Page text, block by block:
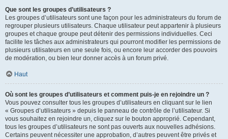
Que sont les groupes d’utilisateurs ?
Les groupes d’utilisateurs sont une façon pour les administrateurs du forum de
regrouper plusieurs utilisateurs. Chaque utilisateur peut appartenir à plusieurs
groupes et chaque groupe peut détenir des permissions individuelles. Ceci
facilite les tâches aux administrateurs qui pourront modifier les permissions de
plusieurs utilisateurs en une seule fois, ou encore leur accorder des pouvoirs
de modération, ou bien leur donner accès à un forum privé.
Haut
Où sont les groupes d’utilisateurs et comment puis-je en rejoindre un ?
Vous pouvez consulter tous les groupes d’utilisateurs en cliquant sur le lien
« Groupes d’utilisateurs » depuis le panneau de contrôle de l’utilisateur. Si
vous souhaitez en rejoindre un, cliquez sur le bouton approprié. Cependant,
tous les groupes d’utilisateurs ne sont pas ouverts aux nouvelles adhésions.
Certains peuvent nécessiter une approbation, d’autres peuvent être privés et